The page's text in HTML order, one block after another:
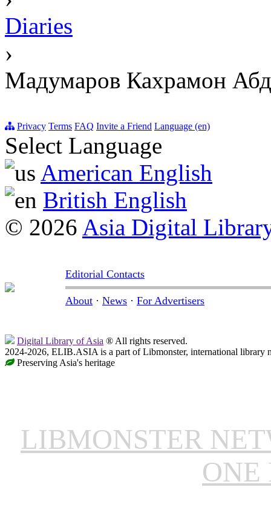
Diaries
›
Мадумаров Кахрамон
Privacy Terms FAQ Invite a Friend Language (en)
Select Language
American English
British English
© 2026 Asia Digital
Editorial Contacts
About · News · For Advertisers
Digital Library of Asia ® All rights reserved.
2024-2026, ELIB.ASIA is a part of Libmonster, international library
Preserving Asia's heritage
LIBMONSTER
ONE